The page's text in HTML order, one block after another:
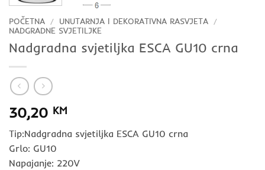
POČETNA / UNUTARNJA I DEKORATIVNA RASVJETA /
NADGRADNE SVJETILJKE
Nadgradna svjetiljka ESCA GU10 crna
30,20 KM
Tip:Nadgradna svjetiljka ESCA GU10 crna
Grlo: GU10
Napajanje: 220V